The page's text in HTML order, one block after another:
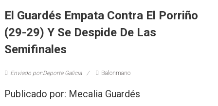
El Guardés Empata Contra El Porriño
(29-29) Y Se Despide De Las
Semifinales
Enviado por:Deporte Galicia Balonmano
Publicado por: Mecalia Guardés